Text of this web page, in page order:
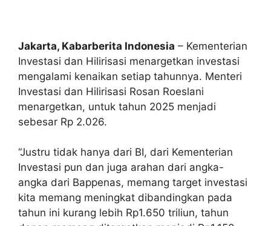
Jakarta, Kabarberita Indonesia – Kementerian
Investasi dan Hilirisasi menargetkan investasi
mengalami kenaikan setiap tahunnya. Menteri
Investasi dan Hilirisasi Rosan Roeslani
menargetkan, untuk tahun 2025 menjadi
sebesar Rp 2.026.
“Justru tidak hanya dari BI, dari Kementerian
Investasi pun dan juga arahan dari angka-
angka dari Bappenas, memang target investasi
kita memang meningkat dibandingkan pada
tahun ini kurang lebih Rp1.650 triliun, tahun